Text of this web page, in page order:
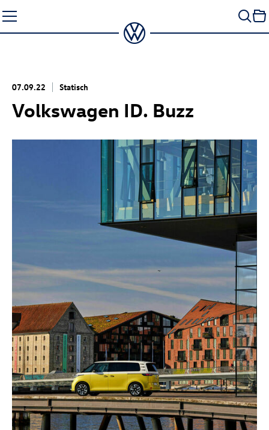
Seiteninhalt
springen
07.09.22 Statisch
Volkswagen ID. Buzz